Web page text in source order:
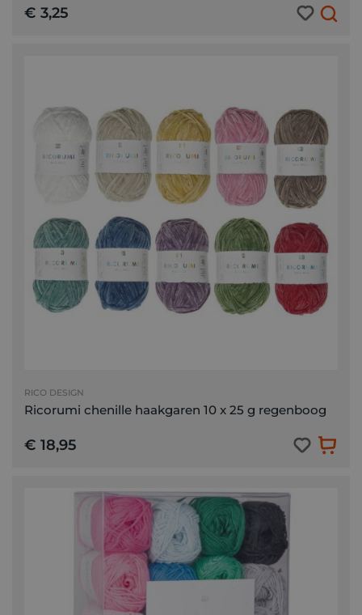
€ 3,25
RICO DESIGN
Ricorumi chenille haakgaren 10 x 25 g regenboog
€ 18,95